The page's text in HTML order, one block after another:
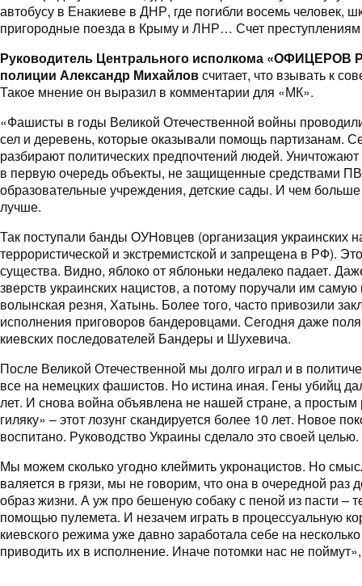
автобусу в Енакиеве в ДНР, где погибли восемь человек,
пригородные поезда в Крыму и ЛНР… Счет преступлениям
Руководитель Центрального исполкома «ОФИЦЕРОВ
полиции Александр Михайловсчитает, что взывать к
Такое мнение он выразил в комментарии для «МК».
«Фашисты в годы Великой Отечественной войны
сел и деревень, которые оказывали помощь партизанам.
разбирают политических предпочтений людей.
в первую очередь объекты, не защищенные средствами
образовательные учреждения, детские сады. И чем больше
лучше.
Так поступали банды ОУНовцев (организация украинских
террористической и экстремистской и запрещена в РФ).
существа. Видно, яблоко от яблоньки недалеко падает.
зверств украинских нацистов, а потому поручали им
волынская резня, Хатынь. Более того, часто привозили
исполнения приговоров бандеровцами. Сегодня даже
киевских последователей Бандеры и Шухевича.
После Великой Отечественной мы долго играл и в
все на немецких фашистов. Но истина иная. Гены убийц
лет. И снова война объявлена не нашей стране, а
гиляку» – этот лозунг скандируется более 10 лет. Новое
воспитано. Руководство Украины сделало это своей целью.
Мы можем сколько угодно клеймить укронацистов. Но
валяется в грязи, мы не говорим, что она в очередной раз
образ жизни. А уж про бешеную собаку с пеной из пасти –
помощью пулемета. И незачем играть в процессуальную
киевского режима уже давно заработала себе на
приводить их в исполнение. Иначе потомки нас не